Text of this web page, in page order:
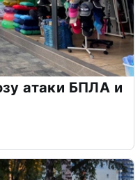
атаки БПЛА и